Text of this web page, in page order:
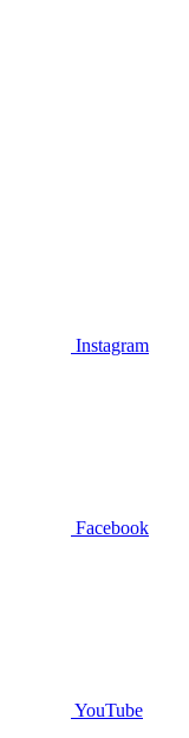
Instagram
Facebook
YouTube